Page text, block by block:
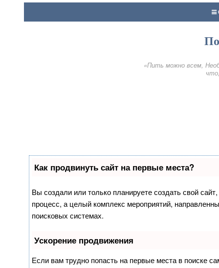
«Пить можно всем,
Как продвинуть сайт на первые места?
Вы создали или только планируете создать свой
процесс, а целый комплекс мероприятий,
поисковых системах.
Ускорение продвижения
Если вам трудно попасть на первые места в поиске